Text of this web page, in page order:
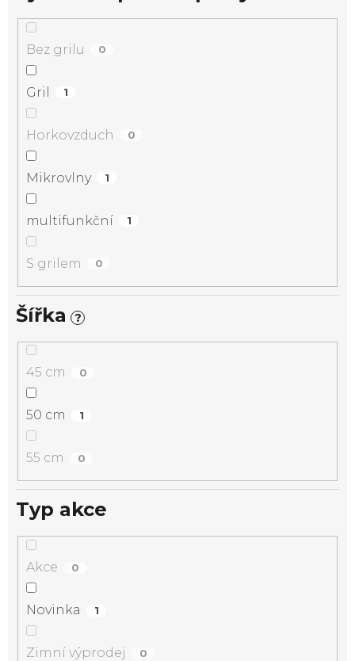
Bez grilu 0
Gril 1
Horkovzduch 0
Mikrovlny 1
multifunkční 1
S grilem 0
Šířka ?
45 cm 0
50 cm 1
55 cm 0
Typ akce
Akce 0
Novinka 1
Zimní výprodej 0